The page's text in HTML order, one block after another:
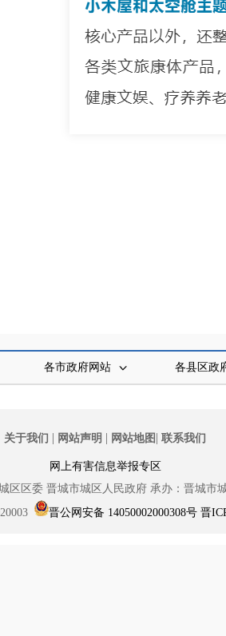
各市政府网站 各县区政
关于我们 | 网站声明 | 网站地图 | 联系我们
网上有害信息举报专区
区区委 晋城市城区人民政府 承办：晋城市
晋公网安备 14050002000308号 晋